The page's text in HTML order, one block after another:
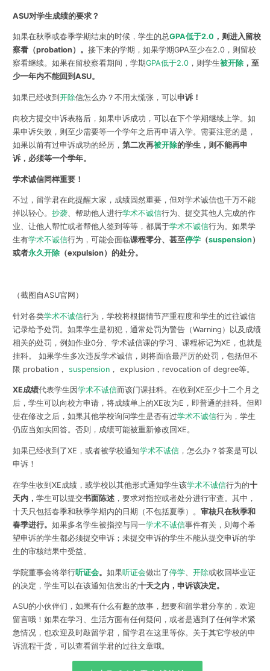
ASU对学生成绩的要求？
如果在秋季或春季学期结束的时候，学生的总GPA低于2.0 ，则进入留校
察看（probation）。 接下来的学期，如果学期GPA至少在2.0，则留校
察看继续。如果在留校察看期间，学期GPA低于2.0，则学生被开除，至
少一年内不能回到ASU。
如果已经收到 开除信怎么办？不用太慌张，可以申诉！
向校方提交申诉表格后，如果申诉成功，可以在下个学期继续上学。如
果申诉失败，则至少需要等一个学年之后再申请入学。需要注意的是，
如果以前有过申诉成功的经历， 第二次再被开除的学生，则不能再申
诉，必须等一个学年。
学术诚信同样重要！
不过，留学君在此提醒大家，成绩固然重要，但对学术诚信也千万不能
掉以轻心。 抄袭、帮助他人进行学术不诚信行为、提交其他人完成的作
业、让他人帮忙或者帮他人签到等等，都属于学术不诚信行为。如果学
生有学术不诚信行为，可能会面临课程零分、甚至停学（suspension）
或者永久开除（expulsion）的处分。
（截图自ASU官网）
针对各类学术不诚信行为，学校将根据情节严重程度和学生的过往诚信
记录给予处罚。如果学生是初犯，通常处罚为警告（Warning）以及成绩
相关的处罚，例如作业0分、学术诚信课的学习、课程标记为XE，也就是
挂科。 如果学生多次违反学术诚信，则将面临最严厉的处罚，包括但不
限 probation， suspension， explusion，revocation of degree等。
XE成绩代表学生因学术不诚信而该门课挂科。在收到XE至少十二个月之
后，学生可以向校方申请，将成绩单上的XE改为E，即普通的挂科。但即
使在修改之后，如果其他学校询问学生是否有过学术不诚信行为，学生
仍应当如实回答。否则，成绩可能被重新修改回XE。
如果已经收到了XE，或者被学校通知学术不诚信，怎么办？答案是可以
申诉！
在学生收到XE成绩，或学校以其他形式通知学生该学术不诚信行为的十
天内， 学生可以提交书面陈述，要求对指控或者处分进行审查。其中，
十天只包括春季和秋季学期内的日期（不包括夏季）。 审核只在秋季和
春季进行。 如果多名学生被指控与同一学术不诚信事件有关，则每个希
望申诉的学生都必须提交申诉；未提交申诉的学生不能从提交申诉的学
生的审核结果中受益。
学院董事会将举行听证会。 如果听证会做出了停学、 开除或收回毕业证
的决定，学生可以在该通知信发出的十天之内，申诉该决定。
ASU的小伙伴们，如果有什么有趣的故事，想要和留学君分享的，欢迎
留言哦！如果在学习、生活方面有任何疑问，或者是遇到了任何学术紧
急情况，也欢迎及时敲留学君，留学君在这里等你。关于其它学校的申
诉流程干货，可以查看留学君的过往文章哦。